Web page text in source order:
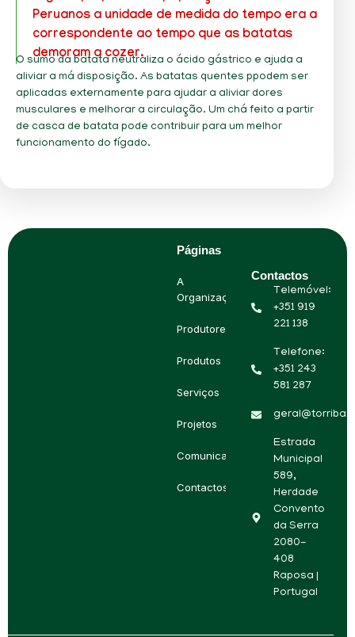
Peruanos a unidade de medida do tempo era a
correspondente ao tempo que as batatas
demoram a cozer.
O sumo da batata neutraliza o ácido gástrico e ajuda a
aliviar a má disposição. As batatas quentes ppodem ser
aplicadas externamente para ajudar a aliviar dores
musculares e melhorar a circulação. Um chá feito a partir
de casca de batata pode contribuir para um melhor
funcionamento do fígado.
Páginas
A
Organização
Produtores
Produtos
Serviços
Projetos
Comunicação
Contactos
Contactos
Telemóvel:
+351 919
221 138
Telefone:
+351 243
581 287
Estrada
Municipal
589,
Herdade
Convento
da Serra
2080-
408
Raposa |
Portugal